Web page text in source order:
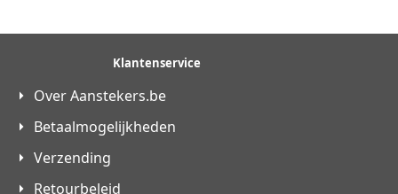
Klantenservice
Over Aanstekers.be
Betaalmogelijkheden
Verzending
Retourbeleid